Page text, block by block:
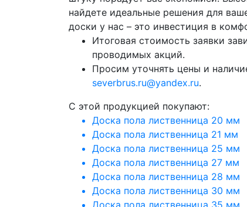
найдете идеальные решения для
доски у нас – это инвестиция в
Итоговая стоимость заявки
проводимых акций.
Просим уточнять цены и
severbrus.ru@yandex.ru.
C этой продукцией покупают:
Доска пола лиственница 20 мм
Доска пола лиственница 21 мм
Доска пола лиственница 25 мм
Доска пола лиственница 27 мм
Доска пола лиственница 28 мм
Доска пола лиственница 30 мм
Доска пола лиственница 35 мм